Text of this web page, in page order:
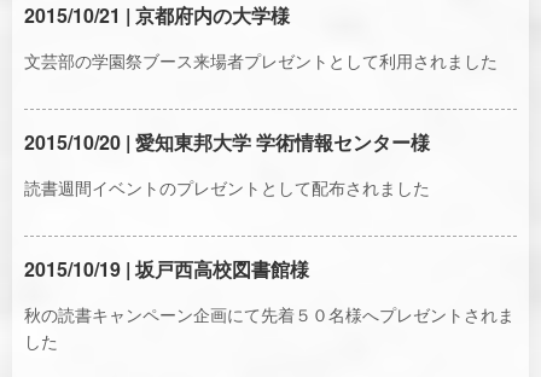
2015/10/21 | 京都府内の大学様
文芸部の学園祭ブース来場者プレゼントとして利用されました
2015/10/20 | 愛知東邦大学 学術情報センター様
読書週間イベントのプレゼントとして配布されました
2015/10/19 | 坂戸西高校図書館様
秋の読書キャンペーン企画にて先着５０名様へプレゼントされま
した